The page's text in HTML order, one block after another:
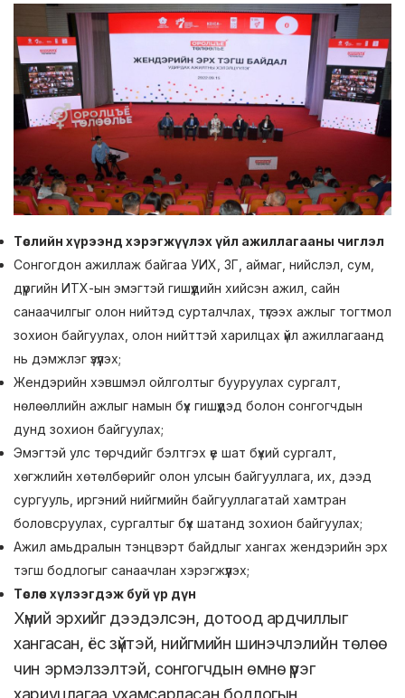
Төслийн хүрээнд хэрэгжүүлэх үйл ажиллагааны чиглэл
Сонгогдон ажиллаж байгаа УИХ, ЗГ, аймаг, нийслэл, сум,
дүүргийн ИТХ-ын эмэгтэй гишүүдийн хийсэн ажил, сайн
санаачилгыг олон нийтэд сурталчлах, түгээх ажлыг тогтмол
зохион байгуулах, олон нийттэй харилцах үйл ажиллагаанд
нь дэмжлэг үзүүлэх;
Жендэрийн хэвшмэл ойлголтыг бууруулах сургалт,
нөлөөллийн ажлыг намын бүх гишүүдэд болон сонгогчдын
дунд зохион байгуулах;
Эмэгтэй улс төрчдийг бэлтгэх үе шат бүхий сургалт,
хөгжлийн хөтөлбөрийг олон улсын байгууллага, их, дээд
сургууль, иргэний нийгмийн байгууллагатай хамтран
боловсруулах, сургалтыг бүх шатанд зохион байгуулах;
Ажил амьдралын тэнцвэрт байдлыг хангах жендэрийн эрх
тэгш бодлогыг санаачлан хэрэгжүүлэх;
Төслөөс хүлээгдэж буй үр дүн
Хүний эрхийг дээдэлсэн, дотоод ардчиллыг
хангасан, ёс зүйтэй, нийгмийн шинэчлэлийн төлөө
чин эрмэлзэлтэй, сонгогчдын өмнө үүрэг
хариуцлагаа ухамсарласан бодлогын,